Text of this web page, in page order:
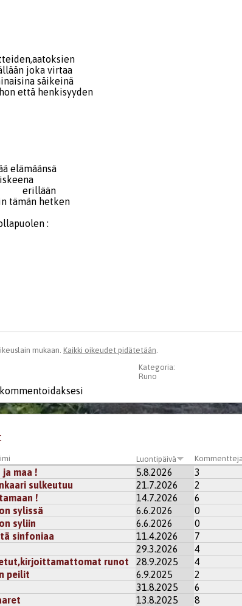
virtaa
hetken
:
!
mukaan. Kaikki oikeudet pidätetään
Kategoria:
Runo
kommentoidaksesi
Luontipäivä Kommentteja
ja maa ! 5.8.2026 3
sulkeutuu 21.7.2026 2
! 14.7.2026 6
sylissä 6.6.2026 0
syliin 6.6.2026 0
sinfoniaa 11.4.2026 7
29.3.2026 4
runot 28.9.2025 4
peilit 6.9.2025 2
31.8.2025 6
13.8.2025 8